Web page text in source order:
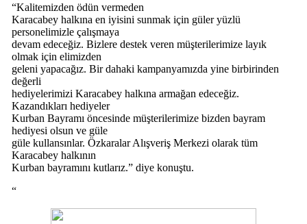
“Kalitemizden ödün vermeden
Karacabey halkına en iyisini sunmak için güler yüzlü
personelimizle çalışmaya
devam edeceğiz. Bizlere destek veren müşterilerimize layık
olmak için elimizden
geleni yapacağız. Bir dahaki kampanyamızda yine birbirinden
değerli
hediyelerimizi Karacabey halkına armağan edeceğiz.
Kazandıkları hediyeler
Kurban Bayramı öncesinde müşterilerimize bizden bayram
hediyesi olsun ve güle
güle kullansınlar. Özkaralar Alışveriş Merkezi olarak tüm
Karacabey halkının
Kurban bayramını kutlarız.” diye konuştu.
“